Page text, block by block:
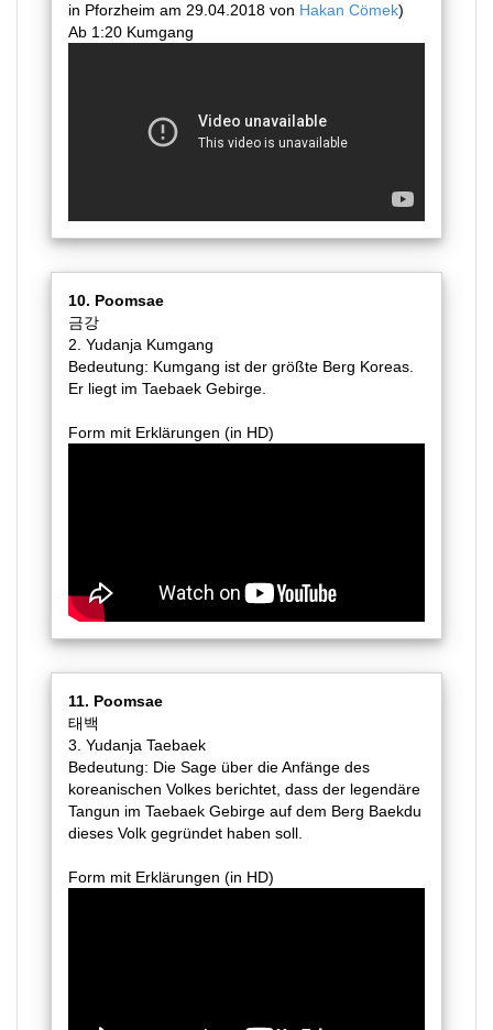
in Pforzheim am 29.04.2018 von Hakan Cömek)
Ab 1:20 Kumgang
10. Poomsae
금강
2. Yudanja Kumgang
Bedeutung: Kumgang ist der größte Berg Koreas.
Er liegt im Taebaek Gebirge.
Form mit Erklärungen (in HD)
11. Poomsae
태백
3. Yudanja Taebaek
Bedeutung: Die Sage über die Anfänge des
koreanischen Volkes berichtet, dass der legendäre
Tangun im Taebaek Gebirge auf dem Berg Baekdu
dieses Volk gegründet haben soll.
Form mit Erklärungen (in HD)